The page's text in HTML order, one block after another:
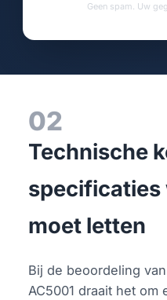
Geen spam. Uw
02
Technische
specificaties
moet letten
Bij de beoordeling
AC5001 draait het om